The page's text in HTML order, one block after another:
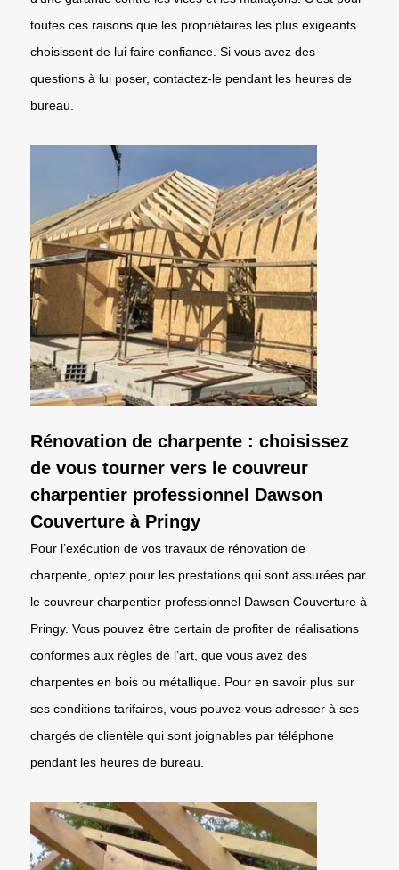
toutes ces raisons que les propriétaires les plus exigeants
choisissent de lui faire confiance. Si vous avez des
questions à lui poser, contactez-le pendant les heures de
bureau.
Rénovation de charpente : choisissez
de vous tourner vers le couvreur
charpentier professionnel Dawson
Couverture à Pringy
Pour l’exécution de vos travaux de rénovation de
charpente, optez pour les prestations qui sont assurées par
le couvreur charpentier professionnel Dawson Couverture à
Pringy. Vous pouvez être certain de profiter de réalisations
conformes aux règles de l’art, que vous avez des
charpentes en bois ou métallique. Pour en savoir plus sur
ses conditions tarifaires, vous pouvez vous adresser à ses
chargés de clientèle qui sont joignables par téléphone
pendant les heures de bureau.